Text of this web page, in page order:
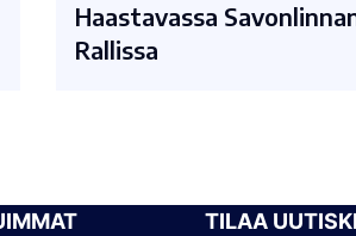
Haastavassa
Rallissa
TILAA